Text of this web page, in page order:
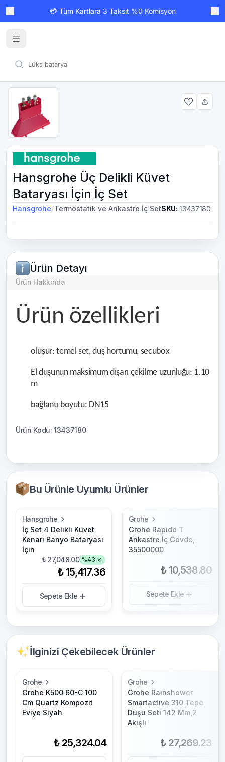
💳 Tüm Kartlara 3 Taksit %0 Komisyon
Hansgrohe Üç Delikli Küvet
Bataryası İçin İç Set
Hansgrohe/Termostatik ve Ankastre İç SetSKU: 13437180
Bu Ürünle Uyumlu Ürünler
Hansgrohe
İç Set 4 Delikli Küvet
Kenarı Banyo Bataryası
İçin
₺ 27,048.00 %43
₺ 15,417.36
Sepete Ekle
Grohe
Grohe Rapido T
Ankastre İç Gövde,
35500000
₺ 10,538.80
Sepete Ekle
İlginizi Çekebilecek Ürünler
Grohe
Grohe K500 60-C 100
Cm Quartz Kompozit
Eviye Siyah
₺ 25,324.04
Grohe
Grohe Rainshower
Smartactive 310 Tepe
Duşu Seti 142 Mm,2
Akışlı
₺ 27,269.23
Ürün Detayı
Ürün Hakkında
Ürün özellikleri
oluşur: temel set, duş hortumu, secubox
El duşunun maksimum dışarı çekilme uzunluğu: 1.10
m
bağlantı boyutu: DN15
Ürün Kodu: 13437180